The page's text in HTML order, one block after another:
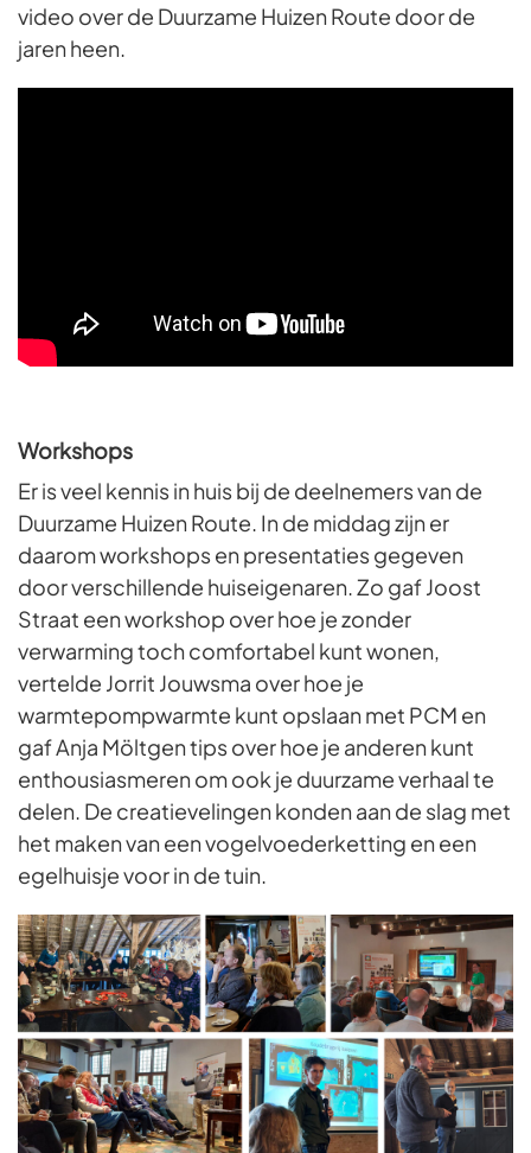
video over de Duurzame Huizen Route door de
jaren heen.
Workshops
Er is veel kennis in huis bij de deelnemers van de
Duurzame Huizen Route. In de middag zijn er
daarom workshops en presentaties gegeven
door verschillende huiseigenaren. Zo gaf Joost
Straat een workshop over hoe je zonder
verwarming toch comfortabel kunt wonen,
vertelde Jorrit Jouwsma over hoe je
warmtepompwarmte kunt opslaan met PCM en
gaf Anja Möltgen tips over hoe je anderen kunt
enthousiasmeren om ook je duurzame verhaal te
delen. De creatievelingen konden aan de slag met
het maken van een vogelvoederketting en een
egelhuisje voor in de tuin.